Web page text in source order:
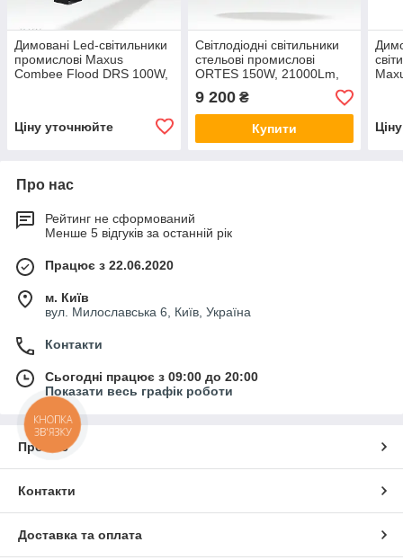
Димовані Led-світильники
промислові Maxus
Combee Flood DRS 100W,
Ціну уточнюйте
Світлодіодні світильники
стельові промислові
ORTES 150W, 21000Lm,
прожектор
9 200₴
Купити
Про нас
Рейтинг не сформований
Менше 5 відгуків за останній рік
Працює з 22.06.2020
м. Київ
вул. Милославська 6, Київ, Україна
Контакти
Сьогодні працює з 09:00 до 20:00
Показати весь графік роботи
Про нас
Контакти
Доставка та оплата
КНОПКА
ЗВ'ЯЗКУ